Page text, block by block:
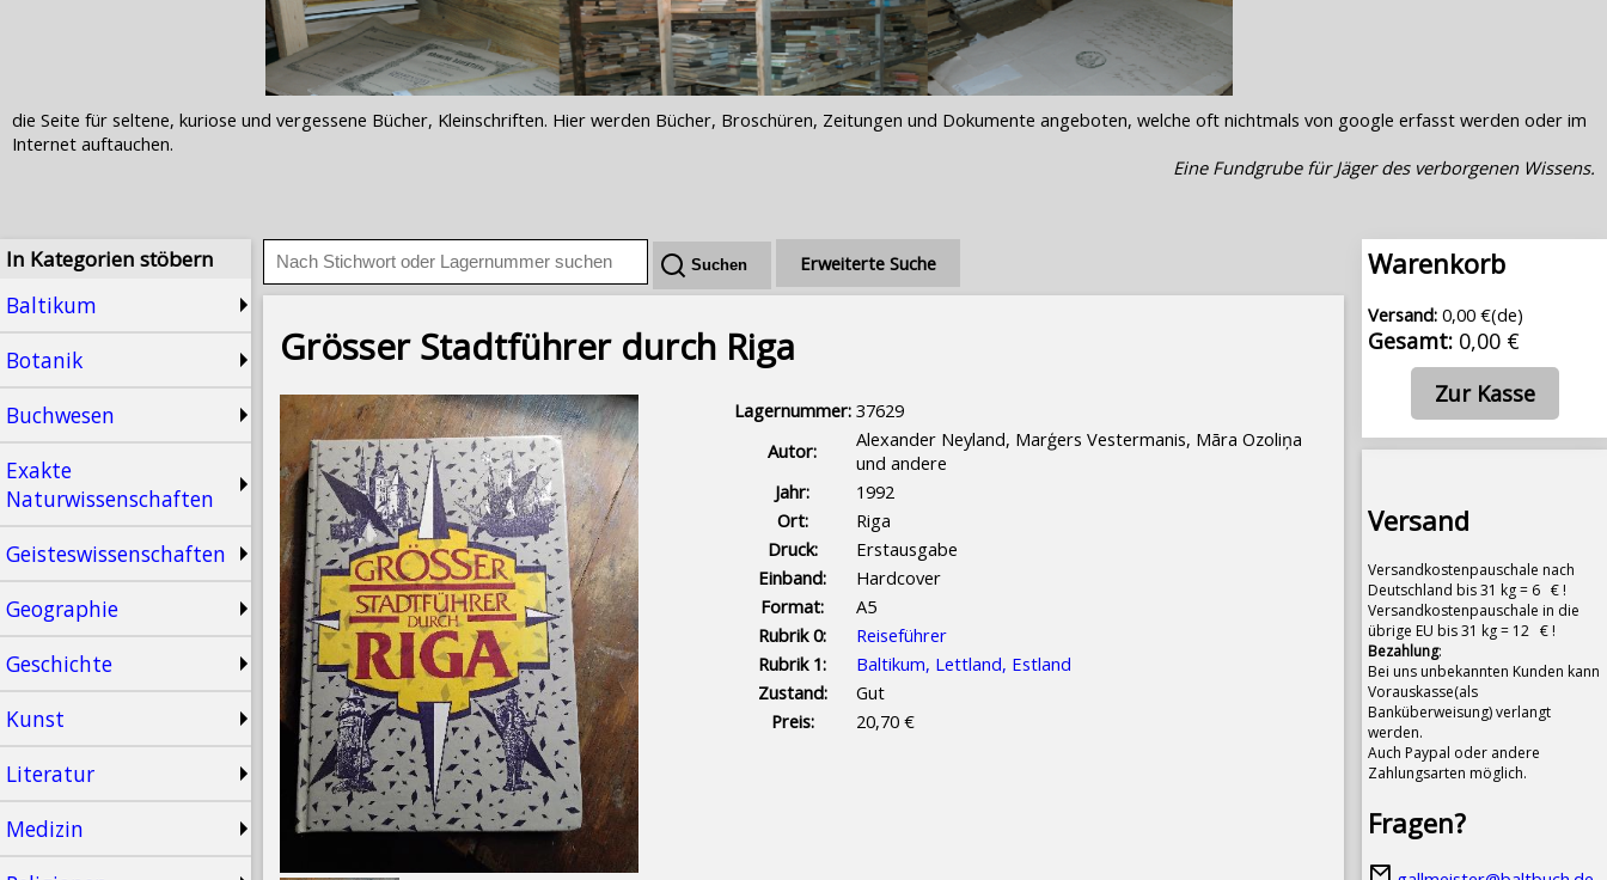
die Seite für seltene, kuriose und vergessene Bücher, Kleinschriften. Hier werden Bücher, Broschüren, Zeitungen und Dokumente angeboten, welche oft nichtmals von google erfasst werden oder im
Internet auftauchen.
Eine Fundgrube für Jäger des verborgenen Wissens.
In Kategorien stöbern
Baltikum
Botanik
Buchwesen
Exakte
Naturwissenschaften
Geisteswissenschaften
Geographie
Geschichte
Kunst
Literatur
Medizin
Warenkorb
Versand: 0,00 €(de)
Gesamt: 0,00 €
Zur Kasse
Versand
Versandkostenpauschale nach
Deutschland bis 31 kg = 6 € !
Versandkostenpauschale in die
übrige EU bis 31 kg = 12 € !
Bezahlung:
Bei uns unbekannten Kunden kann
Vorauskasse(als
Banküberweisung) verlangt
werden.
Auch Paypal oder andere
Zahlungsarten möglich.
Fragen?
Erweiterte Suche
Grösser Stadtführer durch Riga
Lagernummer: 37629
Autor:
Alexander Neyland, Marģers Vestermanis, Māra Ozoliņa
und andere
Jahr:
1992
Ort:
Riga
Druck:
Erstausgabe
Einband:
Hardcover
Format:
A5
Rubrik 0:
Reiseführer
Rubrik 1:
Baltikum, Lettland, Estland
Zustand:
Gut
Preis:
20,70 €